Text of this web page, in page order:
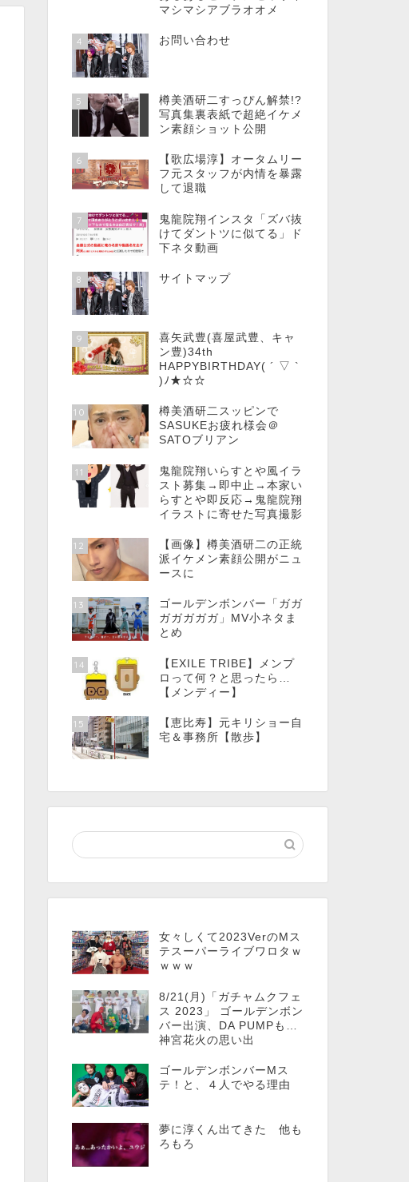
マシマシアブラオオメ
4 お問い合わせ
5
樽美酒研二すっぴん解禁!?
写真集裏表紙で超絶イケメ
ン素顔ショット公開
6
【歌広場淳】オータムリー
フ元スタッフが内情を暴露
して退職
7
鬼龍院翔インスタ「ズバ抜
けてダントツに似てる」ド
下ネタ動画
8 サイトマップ
9
喜矢武豊(喜屋武豊、キャ
ン豊)34th
HAPPYBIRTHDAY( ´ ▽ `
)ﾉ★☆☆
10
樽美酒研二スッピンで
SASUKEお疲れ様会＠
SATOブリアン
11
鬼龍院翔いらすとや風イラ
スト募集→即中止→本家い
らすとや即反応→鬼龍院翔
イラストに寄せた写真撮影
12
【画像】樽美酒研二の正統
派イケメン素顔公開がニュ
ースに
13
ゴールデンボンバー「ガガ
ガガガガガ」MV小ネタま
とめ
14
【EXILE TRIBE】メンプ
ロって何？と思ったら…
【メンディー】
15
【恵比寿】元キリショー自
宅＆事務所【散歩】
女々しくて2023VerのMス
テスーパーライブワロタｗ
ｗｗｗ
8/21(月)「ガチャムクフェ
ス 2023」 ゴールデンボン
バー出演、DA PUMPも…
神宮花火の思い出
ゴールデンボンバーMス
テ！と、４人でやる理由
夢に淳くん出てきた 他も
ろもろ